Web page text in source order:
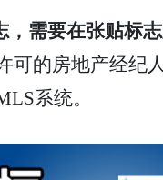
需要在张贴标
可的房地产经纪
系统。